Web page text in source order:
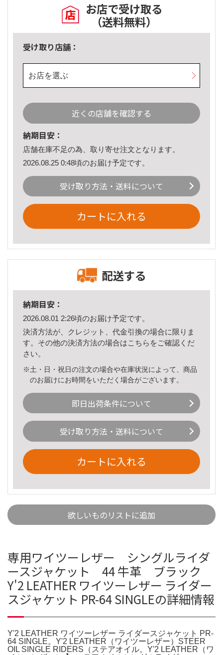
お店で受け取る
（送料無料）
受け取り店舗：
お店を選ぶ
近くの店舗を確認する
納期目安：
店舗在庫不足の為、取り寄せ注文となります。
2026.08.25 0:48頃のお届け予定です。
受け取り方法・送料について
カートに入れる
配送する
納期目安：
2026.08.01 2:26頃のお届け予定です。
決済方法が、クレジット、代金引換の場合に限りま
す。その他の決済方法の場合はこちら をご確認くだ
さい。
※土・日・祝日の注文の場合や在庫状況によって、商品
のお届けにお時間をいただく場合がございます。
即日出荷条件について
受け取り方法・送料について
カートに入れる
欲しいものリストに追加
専用ワイツーレザー シングルライダ
ースジャケット 44 牛革 ブラック
Y'2 LEATHER ワイツーレザー ライダー
スジャケット PR-64 SINGLEの詳細情報
Y'2 LEATHER ワイツーレザー ライダースジャケット PR-
64 SINGLE。Y'2 LEATHER（ワイツーレザー）STEER
OIL SINGLE RIDERS（ステアオイル。Y'2 LEATHER（ワ